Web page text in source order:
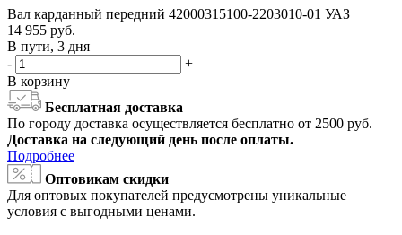
Вал карданный передний 42000315100-2203010-01 УАЗ
14 955 руб.
В пути, 3 дня
-
+
В корзину
Бесплатная доставка
По городу доставка осуществляется бесплатно от 2500 руб.
Доставка на следующий день после оплаты.
Подробнее
Оптовикам скидки
Для оптовых покупателей предусмотрены уникальные
условия с выгодными ценами.